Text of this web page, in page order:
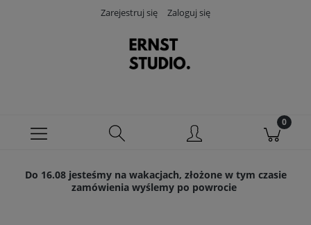
Zarejestruj się Zaloguj się
Do 16.08 jesteśmy na wakacjach, złożone w tym czasie
zamówienia wyślemy po powrocie